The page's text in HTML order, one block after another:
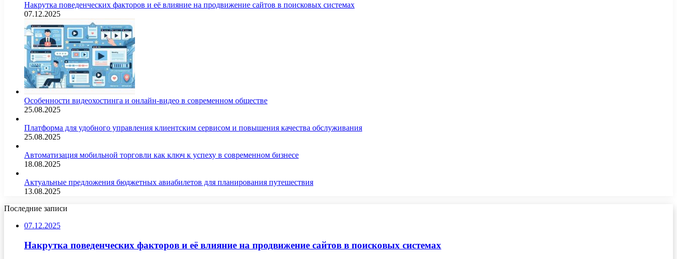
Накрутка поведенческих факторов и её влияние на продвижение сайтов в поисковых системах
07.12.2025
Особенности видеохостинга и онлайн-видео в современном обществе
25.08.2025
Платформа для удобного управления клиентским сервисом и повышения качества обслуживания
25.08.2025
Автоматизация мобильной торговли как ключ к успеху в современном бизнесе
18.08.2025
Актуальные предложения бюджетных авиабилетов для планирования путешествия
13.08.2025
Последние записи
07.12.2025
Накрутка поведенческих факторов и её влияние на продвижение сайтов в поисковых системах